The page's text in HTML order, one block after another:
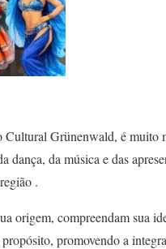
Grünenwald, é muito
da música e das
.
origem, compreendam sua
promovendo a